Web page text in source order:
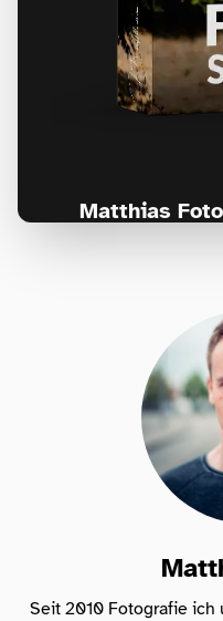
Matthias
Seit 2010 Fotografie